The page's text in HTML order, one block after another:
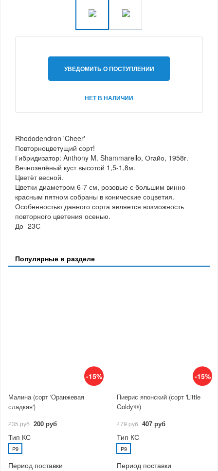
УВЕДОМИТЬ О ПОСТУПЛЕНИИ
НЕТ В НАЛИЧИИ
Rhododendron 'Cheer'
Повторноцветущий сорт!
Гибридизатор: Anthony M. Shammarello, Огайо, 1958г.
Вечнозелёный куст высотой 1,5-1,8м.
Цветёт весной.
Цветки диаметром 6-7 см, розовые с большим винно-
красным пятном собраны в конические соцветия.
Особенностью данного сорта является возможность
повторного цветения осенью.
До -23С
Популярные в разделе
-15%
Малина (сорт 'Оранжевая
сладкая')
235 руб 200 руб
Тип КС
P9
Период поставки
-15%
Пиерис японский (сорт 'Little
Goldy'®)
479 руб 407 руб
Тип КС
P9
Период поставки